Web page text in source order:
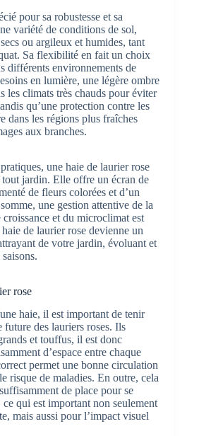
pour sa robustesse et sa
variété de conditions de sol,
ou argileux et humides, tant
Sa flexibilité en fait un choix
différents environnements de
en lumière, une légère ombre
les climats très chauds pour éviter
qu’une protection contre les
dans les régions plus fraîches
aux branches.
une haie de laurier rose
jardin. Elle offre un écran de
de fleurs colorées et d’un
une gestion attentive de la
et du microclimat est
de laurier rose devienne un
de votre jardin, évoluant et
rose
haie, il est important de tenir
future des lauriers roses. Ils
et touffus, il est donc
d’espace entre chaque
permet une bonne circulation
risque de maladies. En outre, cela
de place pour se
qui est important non seulement
mais aussi pour l’impact visuel